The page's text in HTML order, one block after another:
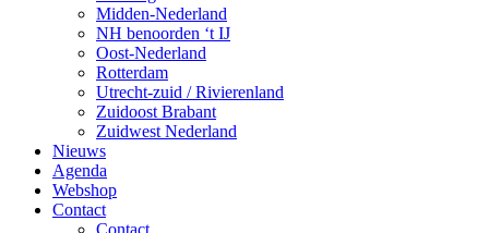
Midden-Nederland
NH benoorden ‘t IJ
Oost-Nederland
Rotterdam
Utrecht-zuid / Rivierenland
Zuidoost Brabant
Zuidwest Nederland
Nieuws
Agenda
Webshop
Contact
Contact